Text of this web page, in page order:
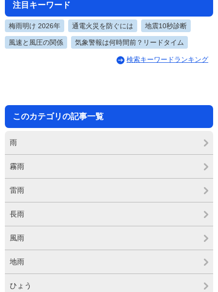
注目キーワード
梅雨明け 2026年 通電火災を防ぐには 地震10秒診断
風速と風圧の関係 気象警報は何時間前？リードタイム
検索キーワードランキング
このカテゴリの記事一覧
雨
霧雨
雷雨
長雨
風雨
地雨
ひょう